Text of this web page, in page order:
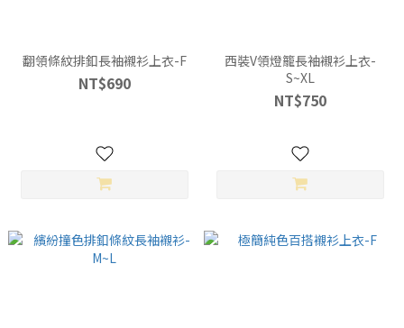
翻領條紋排釦長袖襯衫上衣-F
NT$690
西裝V領燈籠長袖襯衫上衣-
S~XL
NT$750